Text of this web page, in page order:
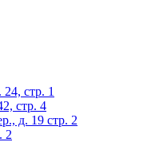
стр. 1
стр. 4
д. 19 стр. 2
2